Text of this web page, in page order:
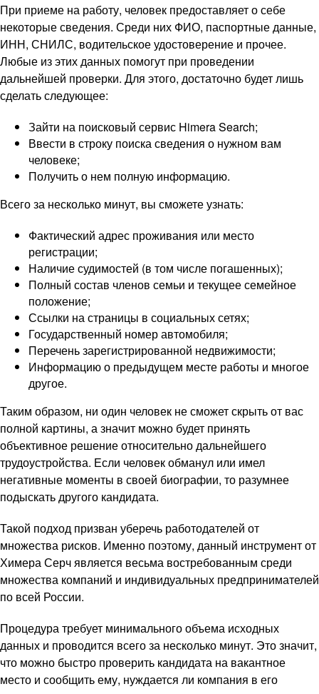
При приеме на работу, человек предоставляет о себе
некоторые сведения. Среди них ФИО, паспортные данные,
ИНН, СНИЛС, водительское удостоверение и прочее.
Любые из этих данных помогут при проведении
дальнейшей проверки. Для этого, достаточно будет лишь
сделать следующее:
Зайти на поисковый сервис Himera Search;
Ввести в строку поиска сведения о нужном вам
человеке;
Получить о нем полную информацию.
Всего за несколько минут, вы сможете узнать:
Фактический адрес проживания или место
регистрации;
Наличие судимостей (в том числе погашенных);
Полный состав членов семьи и текущее семейное
положение;
Ссылки на страницы в социальных сетях;
Государственный номер автомобиля;
Перечень зарегистрированной недвижимости;
Информацию о предыдущем месте работы и многое
другое.
Таким образом, ни один человек не сможет скрыть от вас
полной картины, а значит можно будет принять
объективное решение относительно дальнейшего
трудоустройства. Если человек обманул или имел
негативные моменты в своей биографии, то разумнее
подыскать другого кандидата.
Такой подход призван уберечь работодателей от
множества рисков. Именно поэтому, данный инструмент от
Химера Серч является весьма востребованным среди
множества компаний и индивидуальных предпринимателей
по всей России.
Процедура требует минимального объема исходных
данных и проводится всего за несколько минут. Это значит,
что можно быстро проверить кандидата на вакантное
место и сообщить ему, нуждается ли компания в его